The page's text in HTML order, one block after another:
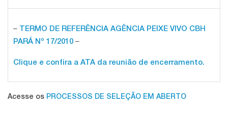
– TERMO DE REFERÊNCIA AGÊNCIA PEIXE VIVO CBH
PARÁ Nº 17/2010 –
Clique e confira a ATA da reunião de encerramento.
Acesse os PROCESSOS DE SELEÇÃO EM ABERTO